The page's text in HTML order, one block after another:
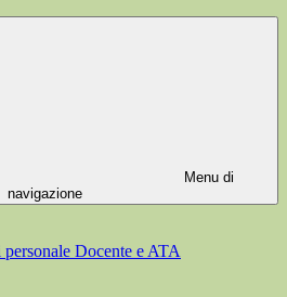
Menu di
navigazione
Docente e ATA